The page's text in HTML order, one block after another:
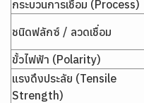
กระบวนการเชื่อม (Process)
ชนิดฟลักซ์ / ลวดเชื่อม
ขั้วไฟฟ้า (Polarity)
แรงดึงประลัย (Tensile
Strength)